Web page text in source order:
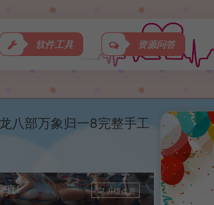
软件工具 资源问答
八部万象归一8完整手工
真! 升级会员